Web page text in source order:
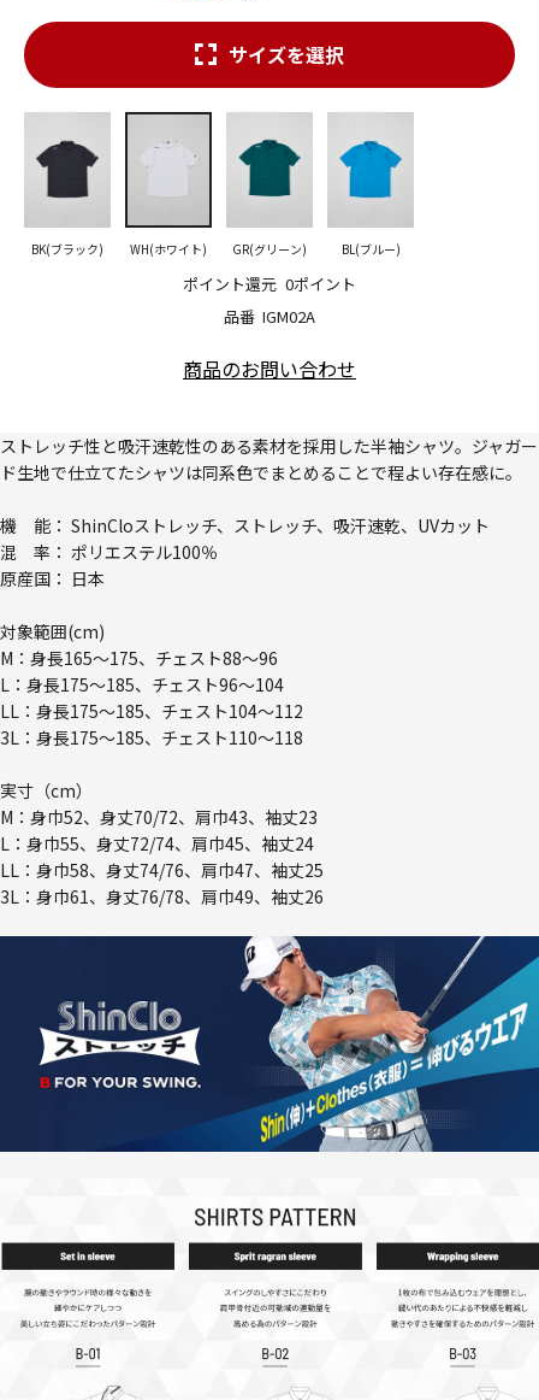
品番 IGM02A
ポイント還元 0ポイント
サイズを選択
BK(ブラック) WH(ホワイト) GR(グリーン) BL(ブルー)
商品のお問い合わせ
ストレッチ性と吸汗速乾性のある素材を採用した半袖シャツ。ジャガー
ド生地で仕立てたシャツは同系色でまとめることで程よい存在感に。
機 能： ShinCloストレッチ、ストレッチ、吸汗速乾、UVカット
混 率： ポリエステル100％
原産国： 日本
対象範囲(cm)
M：身長165～175、チェスト88～96
L：身長175～185、チェスト96～104
LL：身長175～185、チェスト104～112
3L：身長175～185、チェスト110～118
実寸（cm）
M：身巾52、身丈70/72、肩巾43、袖丈23
L：身巾55、身丈72/74、肩巾45、袖丈24
LL：身巾58、身丈74/76、肩巾47、袖丈25
3L：身巾61、身丈76/78、肩巾49、袖丈26